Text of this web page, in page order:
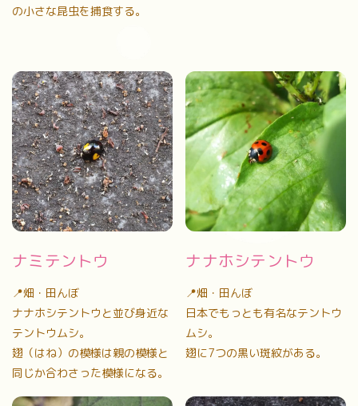
の小さな昆虫を捕食する。
ナミテントウ
📍畑・田んぼ
ナナホシテントウと並び身近な
テントウムシ。
翅（はね）の模様は親の模様と
同じか合わさった模様になる。
ナナホシテントウ
📍畑・田んぼ
日本でもっとも有名なテントウ
ムシ。
翅に7つの黒い斑紋がある。